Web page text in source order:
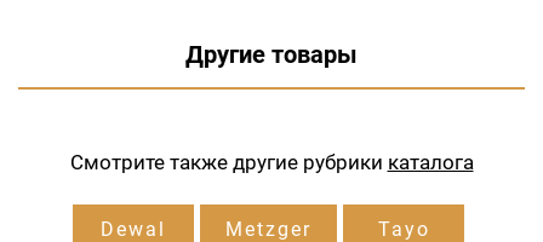
Другие товары
Смотрите также другие рубрики каталога
Dewal Metzger Tayo